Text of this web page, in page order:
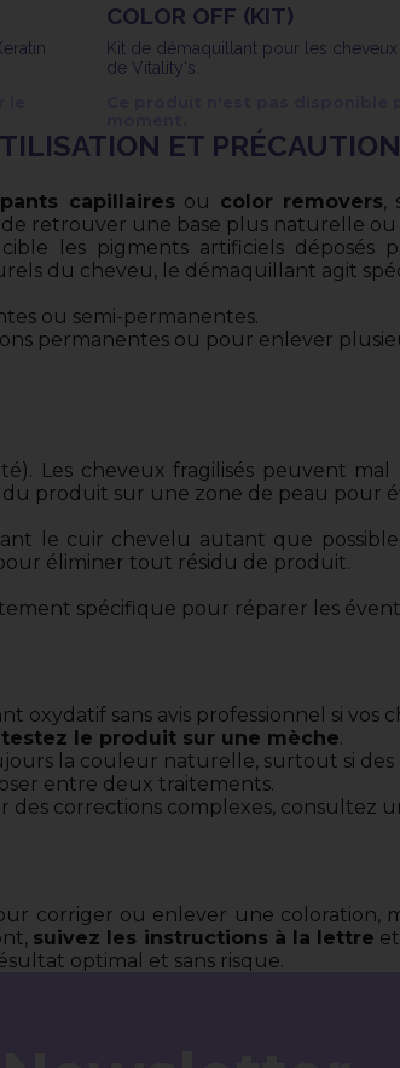
COLOR OFF (KIT)
Kit de démaquillant pour les
de Vitality's.
ET
capillaires ou color removers,
retrouver une base plus naturelle
les pigments artificiels déposés
du cheveu, le démaquillant agit
ou semi-permanentes.
permanentes ou pour enlever
Les cheveux fragilisés peuvent
produit sur une zone de peau pour
le cuir chevelu autant que
éliminer tout résidu de produit.
spécifique pour réparer les
oxydatif sans avis professionnel si vos
testez le produit sur une mèche.
la couleur naturelle, surtout si des
entre deux traitements.
des corrections complexes, consultez
corriger ou enlever une coloration,
suivez les instructions à la lettre
optimal et sans risque.